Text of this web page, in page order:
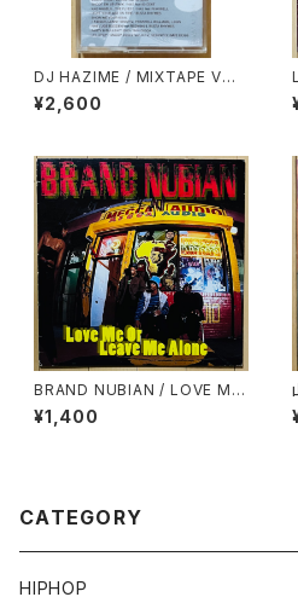
DJ HAZIME / MIXTAPE VOL.
10
¥2,600
BRAND NUBIAN / LOVE ME
OR LEAVE ME ALONE
¥1,400
CATEGORY
HIPHOP